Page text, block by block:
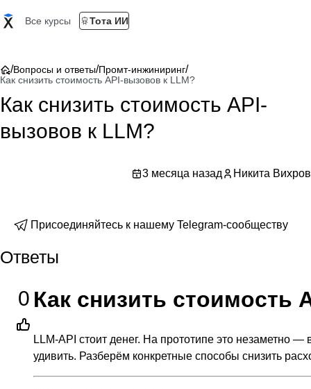
Все курсы Тота ИИ
/Вопросы и ответы/Промт-инжиниринг/
Как снизить стоимость API-вызовов к LLM?
Как снизить стоимость API-
вызовов к LLM?
3 месяца назад Никита Вихров
Присоединяйтесь к нашему Telegram-сообществу
Ответы
0 Как снизить стоимость
LLM-API стоит денег. На прототипе это незаметно
удивить. Разберём конкретные способы снизить